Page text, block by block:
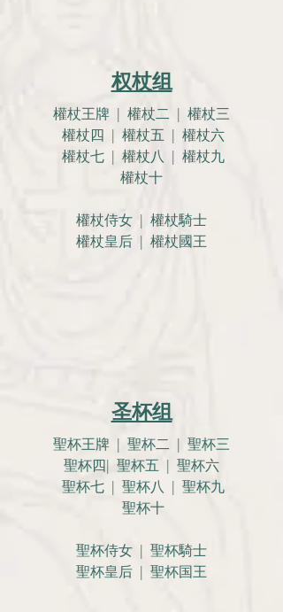
权杖组
權杖王牌 | 權杖二 | 權杖三
權杖四 | 權杖五 | 權杖六
權杖七 | 權杖八 | 權杖九
權杖十
權杖侍女 | 權杖騎士
權杖皇后 | 權杖國王
圣杯组
聖杯王牌 | 聖杯二 | 聖杯三
聖杯四| 聖杯五 | 聖杯六
聖杯七 | 聖杯八 | 聖杯九
聖杯十
聖杯侍女 | 聖杯騎士
聖杯皇后 | 聖杯国王